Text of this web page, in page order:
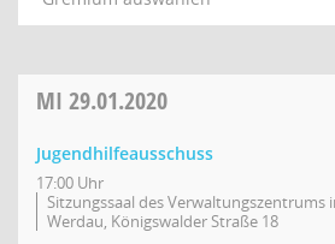
MI 29.01.2020
Jugendhilfeausschuss
17:00 Uhr
Sitzungssaal des Verwaltungszentrums
Werdau, Königswalder Straße 18